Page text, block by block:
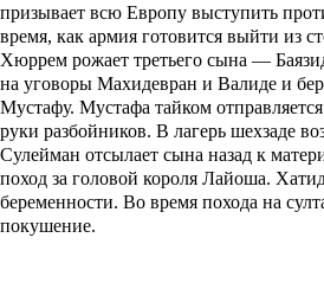
призывает всю Европу выступить
время, как армия готовится выйти из
Хюррем рожает третьего сына —
на уговоры Махидевран и Валиде и
Мустафу. Мустафа тайком отправляется
руки разбойников. В лагерь шехзаде
Сулейман отсылает сына назад к
поход за головой короля Лайоша.
беременности. Во время похода на
покушение.